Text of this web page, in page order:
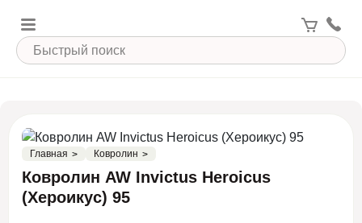
Главная Ковролин
Ковролин AW Invictus Heroicus
(Хероикус) 95